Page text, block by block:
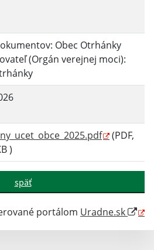
Obec Otrhánky
(Orgán verejnej moci):
(PDF,
)
späť
portálom Uradne.sk